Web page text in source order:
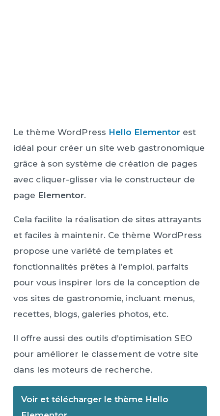
Le thème WordPress Hello Elementorest
idéal pour créer un site web gastronomique
grâce à son système de création de pages
avec cliquer-glisser via le constructeur de
page Elementor.
Cela facilite la réalisation de sites attrayants
et faciles à maintenir. Ce thème WordPress
propose une variété de templates et
fonctionnalités prêtes à l’emploi, parfaits
pour vous inspirer lors de la conception de
vos sites de gastronomie, incluant menus,
recettes, blogs, galeries photos, etc.
Il offre aussi des outils d’optimisation SEO
pour améliorer le classement de votre site
dans les moteurs de recherche.
Voir et télécharger le thème Hello